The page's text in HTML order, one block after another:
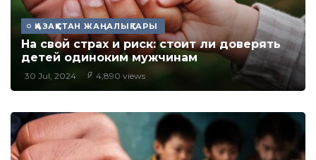
ҚАЗАҚСТАН ЖАҢАЛЫҚТАРЫ
На свой страх и риск: стоит ли доверять
детей одиноким мужчинам
30 Jul, 2024 4,890 views